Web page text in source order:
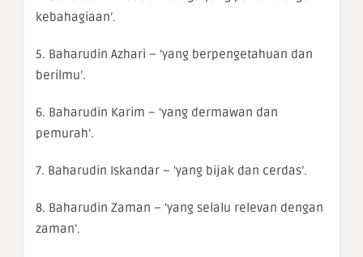
kebahagiaan’.
5. Baharudin Azhari – ‘yang berpengetahuan dan
berilmu’.
6. Baharudin Karim – ‘yang dermawan dan
pemurah’.
7. Baharudin Iskandar – ‘yang bijak dan cerdas’.
8. Baharudin Zaman – ‘yang selalu relevan dengan
zaman’.